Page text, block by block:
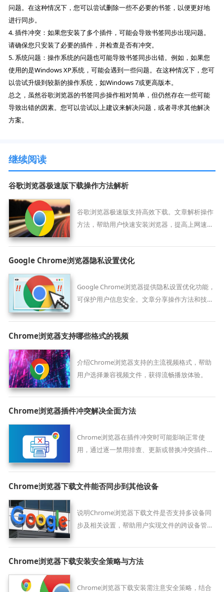
问题。在这种情况下，您可以尝试删除一些不必要的书签，以便更好地
进行同步。
4. 插件冲突：如果您安装了多个插件，可能会导致书签同步出现问题。
请确保您只安装了必要的插件，并检查是否有冲突。
5. 系统问题：操作系统的问题也可能导致书签同步出错。例如，如果您
使用的是Windows XP系统，可能会遇到一些问题。在这种情况下，您可
以尝试升级到较新的操作系统，如Windows 7或更高版本。
总之，虽然谷歌浏览器的书签同步操作相对简单，但仍然存在一些可能
导致出错的因素。您可以尝试以上建议来解决问题，或者寻求其他解决
方案。
继续阅读
谷歌浏览器极速版下载操作方法解析
谷歌浏览器极速版支持高效下载。文章解析操作
方法，帮助用户快速安装浏览器，提高上网速度
Google Chrome浏览器隐私设置优化
Google Chrome浏览器提供隐私设置优化功能，
可保护用户信息安全。文章分享操作方法和技
Chrome浏览器支持哪些格式的视频
介绍Chrome浏览器支持的主流视频格式，帮助
用户选择兼容视频文件，获得流畅播放体验。
Chrome浏览器插件冲突解决全面方法
Chrome浏览器在插件冲突时可能影响正常使
用，通过逐一禁用排查、更新或替换冲突插件，
Chrome浏览器下载文件能否同步到其他设备
说明Chrome浏览器下载文件是否支持多设备同
步及相关设置，帮助用户实现文件的跨设备管
Chrome浏览器下载安装安全策略与方法
Chrome浏览器下载安装需注意安全策略，结合